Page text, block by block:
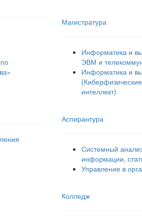
Магистратура
Информатика и
ЭВМ и
Информатика и
интеллект)
Аспирантура
Системный
информации,
Управление в
Колледж